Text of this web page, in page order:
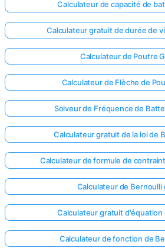
Calculateur de capacité de
Calculateur gratuit de durée de
Calculateur de Poutre
Calculateur de Flèche de
Solveur de Fréquence de
Calculateur gratuit de la loi de
Calculateur de formule de
Calculateur de Bernoulli
Calculateur gratuit d'équation
Calculateur de fonction de